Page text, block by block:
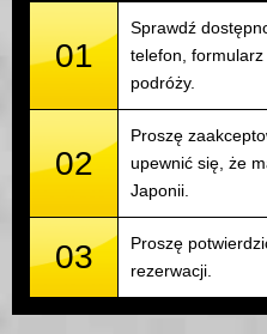
01
Sprawdź
telefon,
podróży.
02
Proszę
upewnić się, że
Japonii.
03
Proszę
rezerwacji.